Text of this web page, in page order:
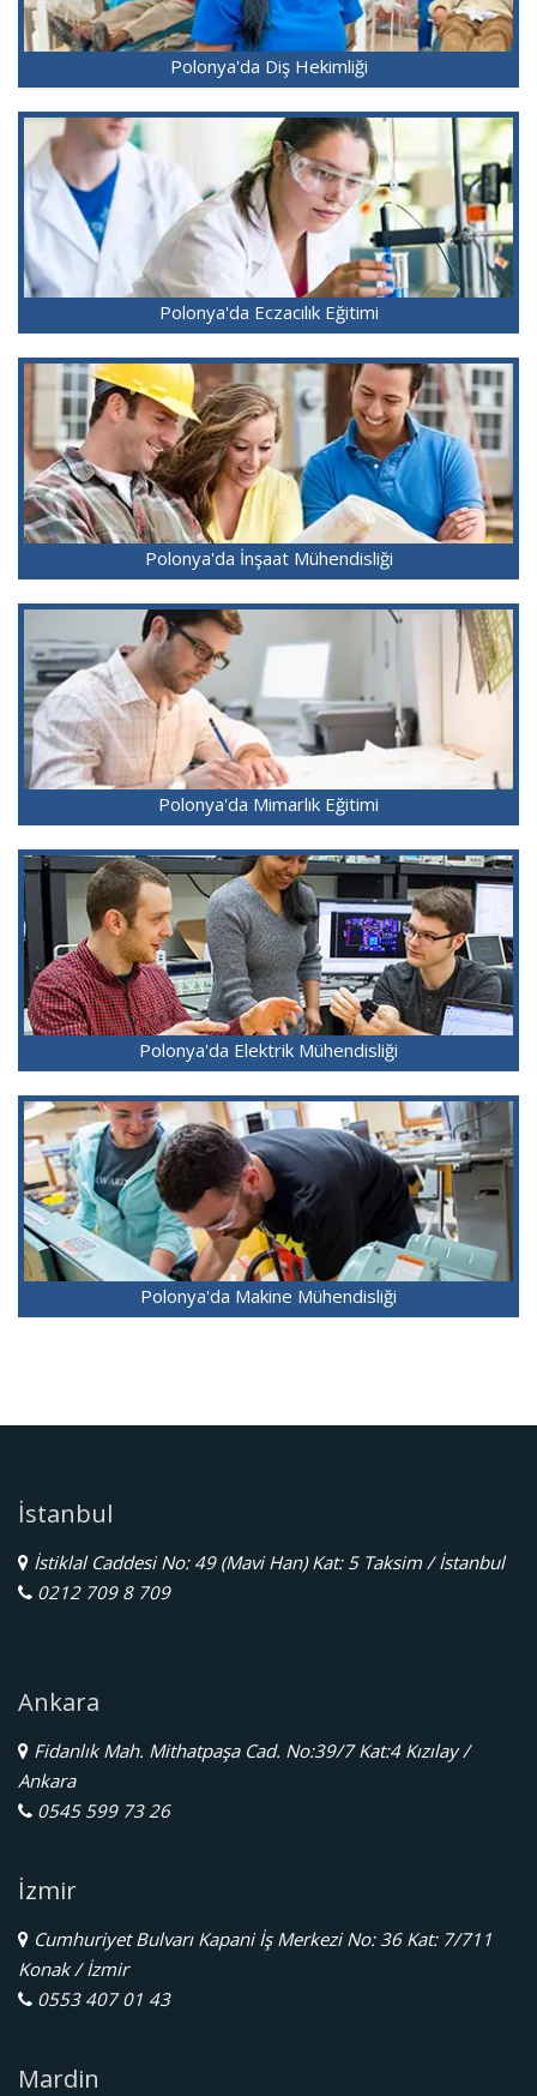
Polonya'da Diş Hekimliği
Polonya'da Eczacılık Eğitimi
Polonya'da İnşaat Mühendisliği
Polonya'da Mimarlık Eğitimi
Polonya'da Elektrik Mühendisliği
Polonya'da Makine Mühendisliği
İstanbul
İstiklal Caddesi No: 49 (Mavi Han) Kat: 5 Taksim / İstanbul
0212 709 8 709
Ankara
Fidanlık Mah. Mithatpaşa Cad. No:39/7 Kat:4 Kızılay /
Ankara
0545 599 73 26
İzmir
Cumhuriyet Bulvarı Kapani İş Merkezi No: 36 Kat: 7/711
Konak / İzmir
0553 407 01 43
Mardin